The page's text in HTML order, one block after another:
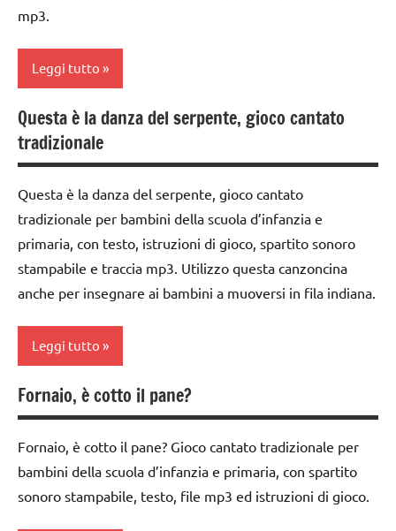
TUTTI GLI
ARGOMENTI
PER ETA'
ARTICOLI
3 ai
6
anni
DI
GRUPPO
e giochi
cantati
TUTTI GLI
ARGOMENTI
PER ETA'
TUTTI GLI
ARTICOLI
mp3.
Leggi tutto
classe
1a
2a
a 3
anni
DI
GRUPPO
e giochi
TUTTI GLI
ARGOMENTI
PER ETA'
Questa è la danza del serpente, gioco cantato
tradizionale
Questa è la danza del serpente, gioco cantato
tradizionale per bambini della scuola d’infanzia e
primaria, con testo, istruzioni di gioco, spartito sonoro
stampabile e traccia mp3. Utilizzo questa canzoncina
anche per insegnare ai bambini a muoversi in fila indiana.
Leggi tutto
classe
1a
classe
2a
Fornaio, è cotto il pane?
Fornaio, è cotto il pane? Gioco cantato tradizionale per
bambini della scuola d’infanzia e primaria, con spartito
sonoro stampabile, testo, file mp3 ed istruzioni di gioco.